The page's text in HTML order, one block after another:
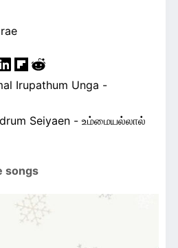
Irupathum Unga -
Seiyaen - உம்மையல்லால்
songs